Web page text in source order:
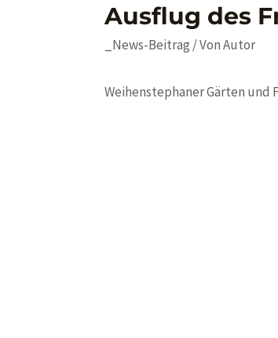
Ausflug des
_News-Beitrag / VonAutor
Weihenstephaner Gärten und